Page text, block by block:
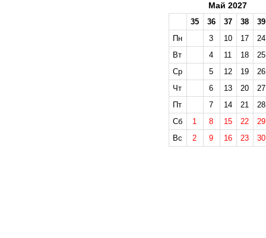
Май 2027
35 36 37 38
39
Пн
3 10 17
24
Вт
4 11 18
25
Ср
5 12 19
26
Чт
6 13 20
27
Пт
7 14 21
28
Сб
1 8 15 22
29
Вс
2 9 16 23 30